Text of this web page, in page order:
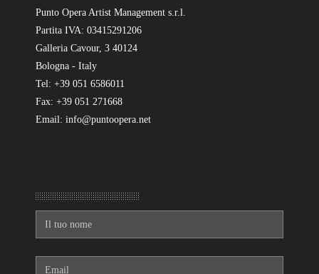
Punto Opera Artist Management s.r.l.
Partita IVA: 03415291206
Galleria Cavour, 3 40124
Bologna - Italy
Tel: +39 051 6586011
Fax: +39 051 271668
Email: info@puntoopera.net